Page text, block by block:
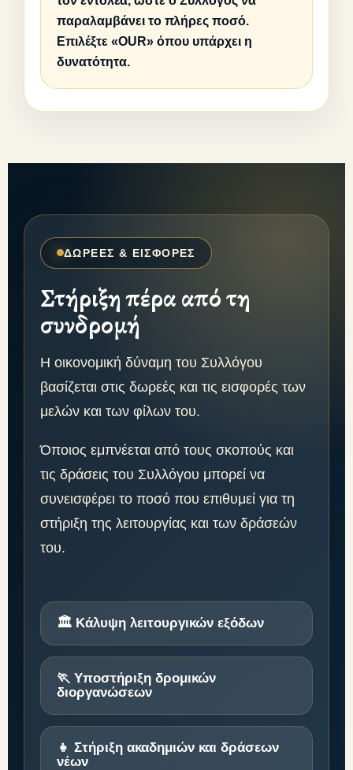
παραλαμβάνει το πλήρες ποσό.
Επιλέξτε «OUR» όπου υπάρχει η
δυνατότητα.
ΔΩΡΕΕΣ & ΕΙΣΦΟΡΕΣ
Στήριξη πέρα από τη
συνδρομή
Η οικονομική δύναμη του Συλλόγου
βασίζεται στις δωρεές και τις εισφορές των
μελών και των φίλων του.
Όποιος εμπνέεται από τους σκοπούς και
τις δράσεις του Συλλόγου μπορεί να
συνεισφέρει το ποσό που επιθυμεί για τη
στήριξη της λειτουργίας και των δράσεών
του.
🏛️ Κάλυψη λειτουργικών εξόδων
🏃 Υποστήριξη δρομικών
διοργανώσεων
👧 Στήριξη ακαδημιών και δράσεων
νέων